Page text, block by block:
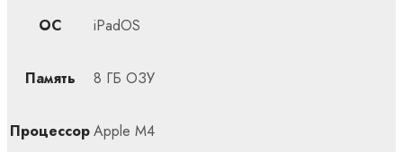
ОС iPadOS
Память 8 ГБ ОЗУ
ПроцессорApple M4